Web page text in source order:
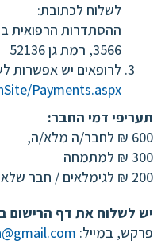
לשלוח לכתובת:
3566, רמת גן 52136
לרופאים יש אפשרות
Payments.aspx
תעריפי דמי החבר:
600 ₪ לחבר/ה מלא/ה,
300 ₪ למתמחה
200 ₪ לגימלאים / חבר שלא מן המניין / נלווים.
יש לשלוח את דף הרישום
פרקש, במייל: